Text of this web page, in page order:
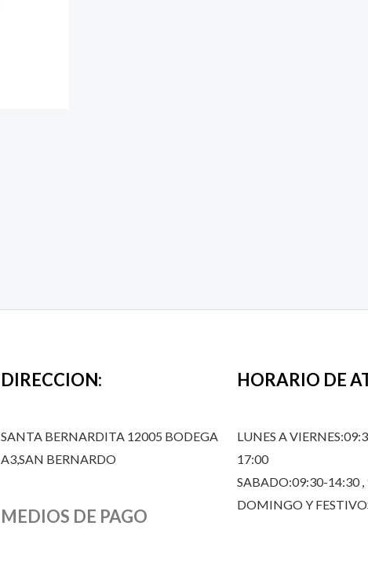
DIRECCION:
SANTA BERNARDITA 12005 BODEGA
A3,SAN BERNARDO
MEDIOS DE PAGO
HORARIO DE
LUNES A
17:00
SABADO:09:30-14:30
DOMINGO Y